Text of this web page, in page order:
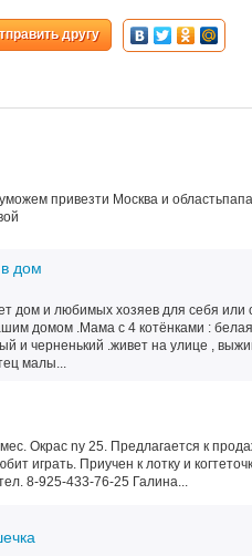
другу
привезти Москва и
дом
дом и любимых хозяев для себя или
домом .Мама с 4 котёнками :
и черненький .живет на улице ,
малы...
Окрас ny 25. Предлагается к
играть. Приучен к лотку и
8-925-433-76-25 Галина...